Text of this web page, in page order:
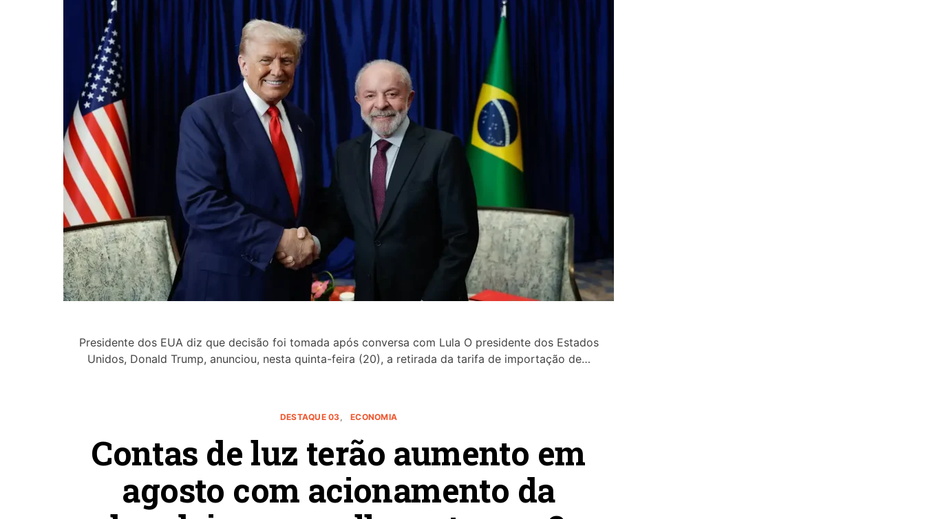
Presidente dos EUA diz que decisão foi tomada após conversa com Lula O presidente dos Estados
Unidos, Donald Trump, anunciou, nesta quinta-feira (20), a retirada da tarifa de importação de…
DESTAQUE 03 ECONOMIA
Contas de luz terão aumento em
agosto com acionamento da